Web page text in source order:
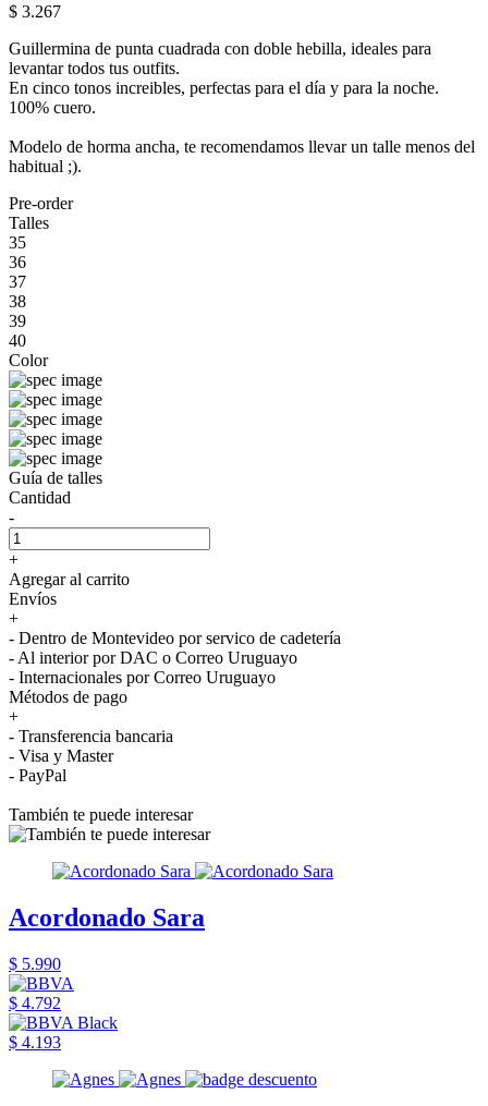
$ 3.267
Guillermina de punta cuadrada con doble hebilla, ideales para
levantar todos tus outfits.
En cinco tonos increibles, perfectas para el día y para la noche.
100% cuero.
Modelo de horma ancha, te recomendamos llevar un talle menos del
habitual ;).
Pre-order
Talles
35
36
37
38
39
40
Color
Guía de talles
Cantidad
-
+
Agregar al carrito
Envíos
+
- Dentro de Montevideo por servico de cadetería
- Al interior por DAC o Correo Uruguayo
- Internacionales por Correo Uruguayo
Métodos de pago
+
- Transferencia bancaria
- Visa y Master
- PayPal
También te puede interesar
Acordonado Sara
$ 5.990
$ 4.792
$ 4.193